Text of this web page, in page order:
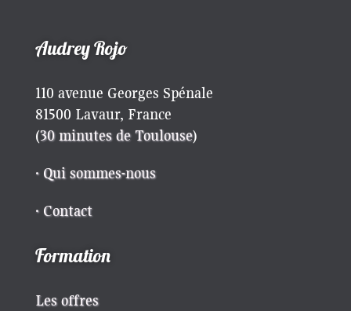
Audrey Rojo
110 avenue Georges Spénale
81500 Lavaur, France
(30 minutes de Toulouse)
· Qui sommes-nous
· Contact
Formation
Les offres